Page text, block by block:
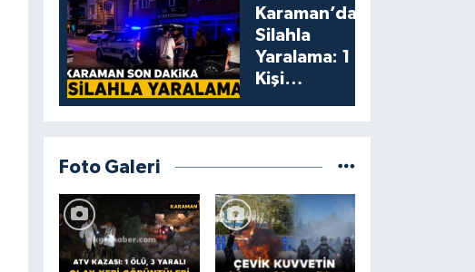
yediler,
artıklarını
kamelyada
bıraktılar
Karaman’da
Silahla
Yaralama: 1
Kişi
Foto Galeri